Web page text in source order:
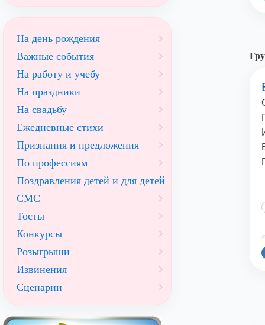
На день рождения
Важные события
На работу и учебу
На праздники
На свадьбу
Ежедневные стихи
Признания и предложения
По профессиям
Поздравления детей и для детей
СМС
Тосты
Конкурсы
Розыгрыши
Извинения
Сценарии